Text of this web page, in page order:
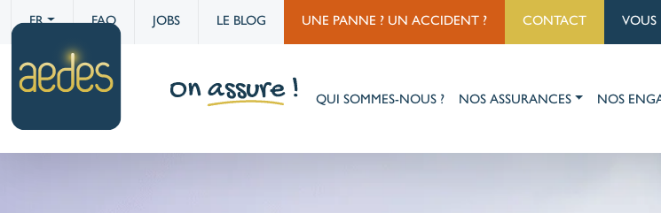
FR FAQ JOBS LE BLOG UNE PANNE ? UN ACCIDENT ? CONTACT VOUS
QUI SOMMES-NOUS ? NOS ASSURANCES NOS